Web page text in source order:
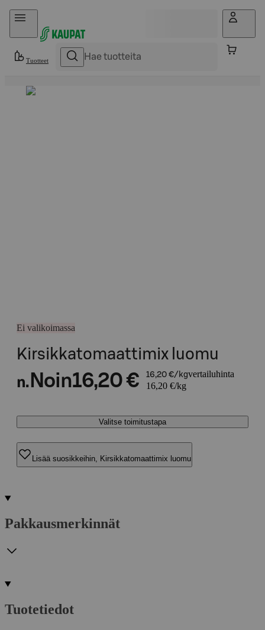
Hyppää sisältöön
Tuotteet
Ei valikoimassa
Kirsikkatomaattimix luomu
n. Noin16,20 € 16,20 €/kgvertailuhinta
16,20 €/kg
Valitse toimitustapa
Lisää suosikkeihin, Kirsikkatomaattimix luomu
Pakkausmerkinnät
Tuotetiedot